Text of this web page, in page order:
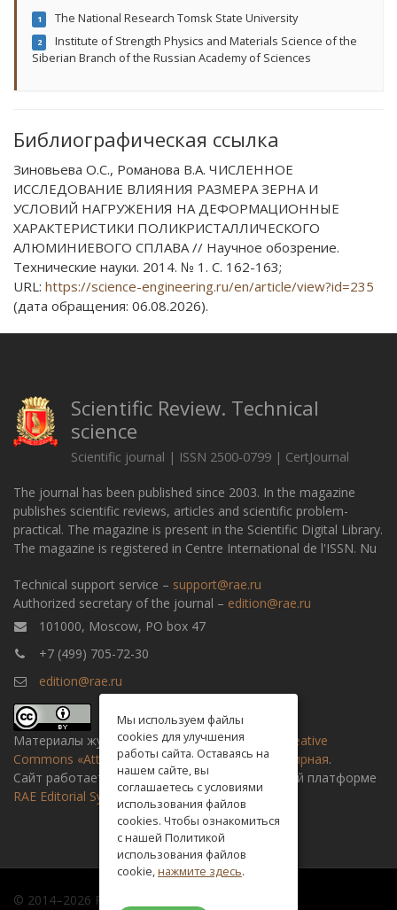
1 The National Research Tomsk State University
2
Institute of Strength Physics and Materials Science of the
Siberian Branch of the Russian Academy of Sciences
Библиографическая ссылка
Зиновьева О.С., Романова В.А. ЧИСЛЕННОЕ
ИССЛЕДОВАНИЕ ВЛИЯНИЯ РАЗМЕРА ЗЕРНА И
УСЛОВИЙ НАГРУЖЕНИЯ НА ДЕФОРМАЦИОННЫЕ
ХАРАКТЕРИСТИКИ ПОЛИКРИСТАЛЛИЧЕСКОГО
АЛЮМИНИЕВОГО СПЛАВА // Научное обозрение.
Технические науки. 2014. № 1. С. 162-163;
URL: https://science-engineering.ru/en/article/view?id=235
(дата обращения: 06.08.2026).
Scientific Review. Technical
science
Scientific journal | ISSN 2500-0799 | CertJournal
The journal has been published since 2003. In the magazine
publishes scientific reviews, articles and scientific problem-
practical. The magazine is present in the Scientific Digital Library.
The magazine is registered in Centre International de l'ISSN. Nu
Technical support service – support@rae.ru
Authorized secretary of the journal – edition@rae.ru
101000, Moscow, PO box 47
+7 (499) 705-72-30
edition@rae.ru
Материалы журнала доступны полицензии Creative
Commons «Attribution» («Атрибуция») 4.0 Всемирная.
Сайт работает на универсальной издательской платформе
RAE Editorial System
© 2014–2026 Russian academy of natural history
Мы используем файлы
cookies для улучшения
работы сайта. Оставаясь на
нашем сайте, вы
соглашаетесь с условиями
использования файлов
cookies. Чтобы ознакомиться
с нашей Политикой
использования файлов
cookie,нажмите здесь.